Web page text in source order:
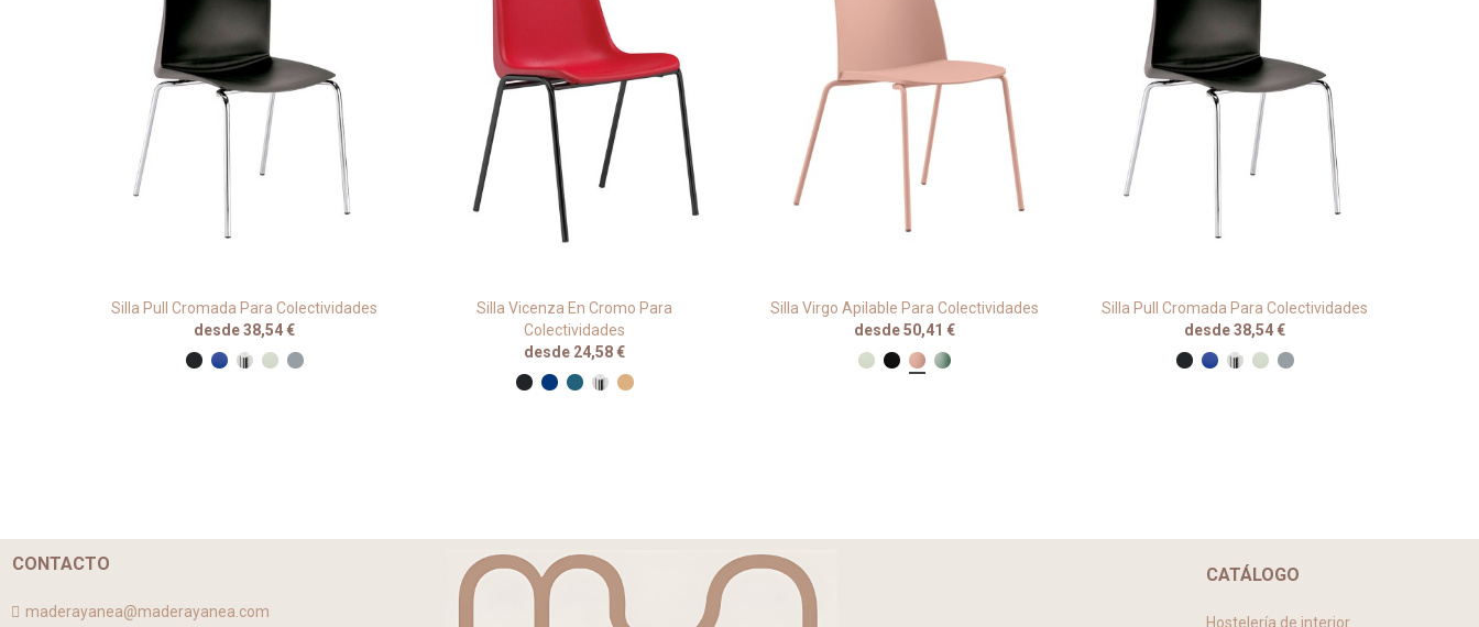
Silla Pull Cromada Para Colectividades
desde 38,54 €
Silla Vicenza En Cromo Para
Colectividades
desde 24,58 €
Silla Virgo Apilable Para Colectividades
desde 50,41 €
Silla Pull Cromada Para Colectividades
desde 38,54 €
CONTACTO
maderayanea@maderayanea.com
CATÁLOGO
Hostelería de interior